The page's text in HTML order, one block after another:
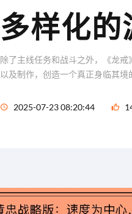
多样化
除了主线任务和战斗之外，《龙
以及制作，创造一个真正身临其境
2025-07-23 08:20:44